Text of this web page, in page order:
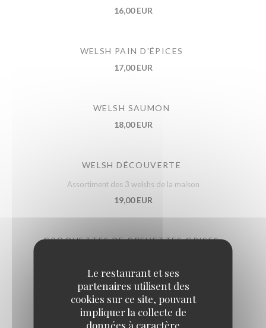
Le restaurant et ses
partenaires utilisent des
cookies sur ce site, pouvant
impliquer la collecte de
données à caractère
16,00 EUR
WELSH PAIN D'ÉPICES
17,00 EUR
WELSH SAUMON
18,00 EUR
WELSH DÉCOUVERTE
Assortiment des 3 welshs de la maison
19,00 EUR
CROQUETTES DE CREVETTES GRISES
POULET AU MAROILLES
16,00 EUR